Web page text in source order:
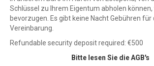
Schlüssel zu Ihrem Eigentum abholen können,
bevorzugen. Es gibt keine Nacht Gebühren für
Vereinbarung.
Refundable security deposit required: €500
Bitte lesen Sie die AGB's